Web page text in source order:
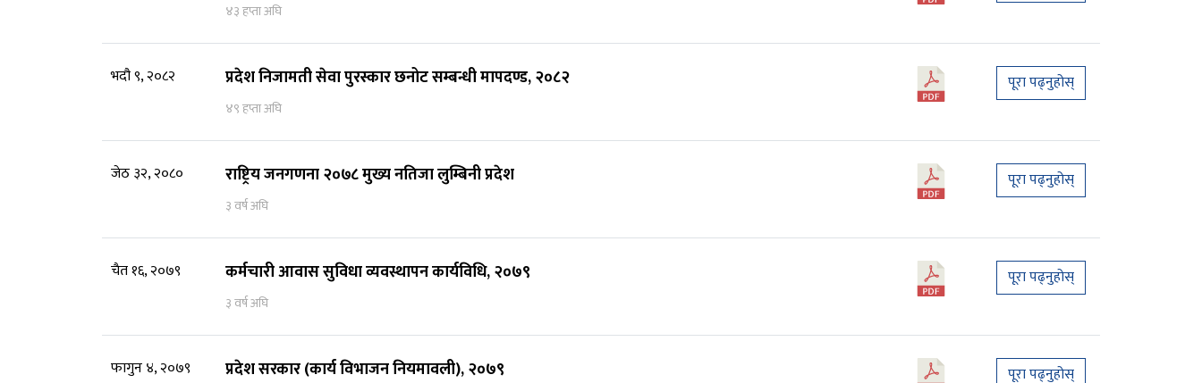
४३ हप्ता अघि
भदौ ९, २०८२ प्रदेश निजामती सेवा पुरस्कार छनोट सम्बन्धी मापदण्ड, २०८२
४९ हप्ता अघि
पूरा पढ्नुहोस्
जेठ ३२, २०८० राष्ट्रिय जनगणना २०७८ मुख्य नतिजा लुम्बिनी प्रदेश
३ वर्ष अघि
पूरा पढ्नुहोस्
चैत १६, २०७९ कर्मचारी आवास सुविधा व्यवस्थापन कार्यविधि, २०७९
३ वर्ष अघि
पूरा पढ्नुहोस्
फागुन ४, २०७९ प्रदेश सरकार (कार्य विभाजन नियमावली), २०७९ पूरा पढ्नुहोस्